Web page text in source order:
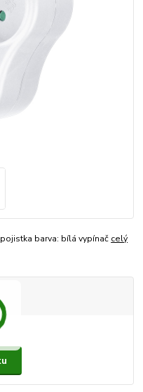
barva: bílá vypínač celý